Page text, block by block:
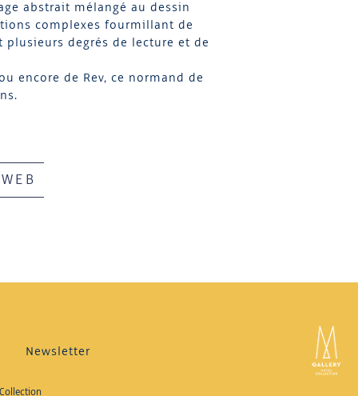
abstrait mélangé au dessin
complexes fourmillant de
degrés de lecture et de
encore de Rev, ce normand de
Newsletter